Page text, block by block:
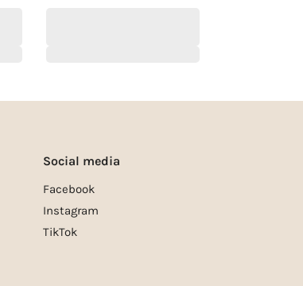
Social media
Facebook
Instagram
TikTok